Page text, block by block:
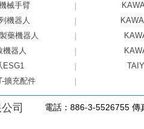
械手臂
|
機器人
|
藥機器人
|
機器人
|
ESG1
|
擴充配件
|
司 電話：886-3-5526755